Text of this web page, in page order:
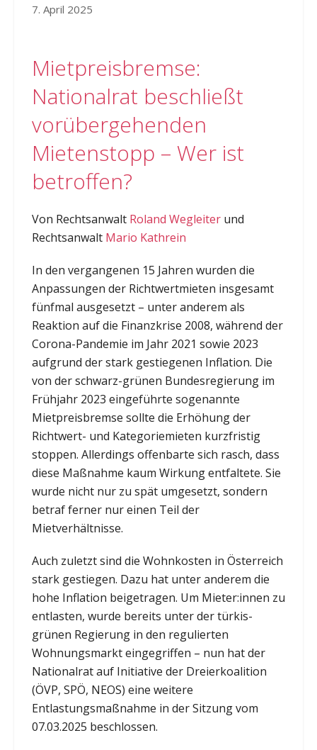
7. April 2025
Mietpreisbremse:
Nationalrat beschließt
vorübergehenden
Mietenstopp – Wer ist
betroffen?
Von Rechtsanwalt Roland Wegleiterund
Rechtsanwalt Mario Kathrein
In den vergangenen 15 Jahren wurden die
Anpassungen der Richtwertmieten insgesamt
fünfmal ausgesetzt – unter anderem als
Reaktion auf die Finanzkrise 2008, während der
Corona-Pandemie im Jahr 2021 sowie 2023
aufgrund der stark gestiegenen Inflation. Die
von der schwarz-grünen Bundesregierung im
Frühjahr 2023 eingeführte sogenannte
Mietpreisbremse sollte die Erhöhung der
Richtwert- und Kategoriemieten kurzfristig
stoppen. Allerdings offenbarte sich rasch, dass
diese Maßnahme kaum Wirkung entfaltete. Sie
wurde nicht nur zu spät umgesetzt, sondern
betraf ferner nur einen Teil der
Mietverhältnisse.
Auch zuletzt sind die Wohnkosten in Österreich
stark gestiegen. Dazu hat unter anderem die
hohe Inflation beigetragen. Um Mieter:innen zu
entlasten, wurde bereits unter der türkis-
grünen Regierung in den regulierten
Wohnungsmarkt eingegriffen – nun hat der
Nationalrat auf Initiative der Dreierkoalition
(ÖVP, SPÖ, NEOS) eine weitere
Entlastungsmaßnahme in der Sitzung vom
07.03.2025 beschlossen.